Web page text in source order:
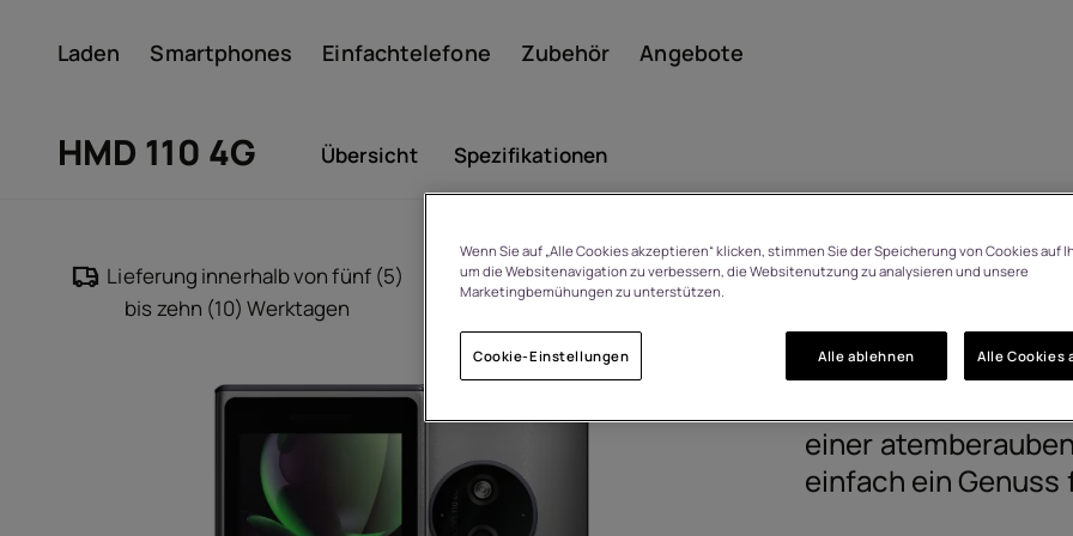
Laden Smartphones Einfachtelefone Zubehör Angebote
Geräterecycling
HMD 110 4G Übersicht Spezifikationen
Lieferung innerhalb von fünf (5)
bis zehn (10) Werktagen
14 Tage Rückgaberecht bei
Meinungsänderung
HMD 110 4G
1GF029HPN1L02
Durch die
einer
einfach ein Genuss
Wenn Sie auf „Alle Cookies akzeptieren“ klicken, stimmen Sie der Speicherung von Cookies auf
um die Websitenavigation zu verbessern, die Websitenutzung zu analysieren und unsere
Marketingbemühungen zu unterstützen.
Cookie-Einstellungen Alle ablehnen Alle Cookies